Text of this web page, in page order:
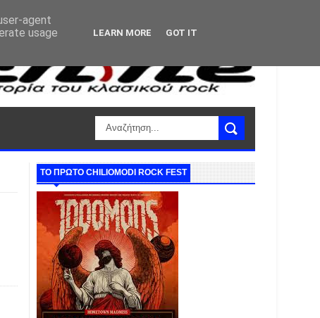
ΤΟ ΠΡΩΤΟ CHILIOMODI ROCK FEST
agent
usage
LEARN MORE GOT IT